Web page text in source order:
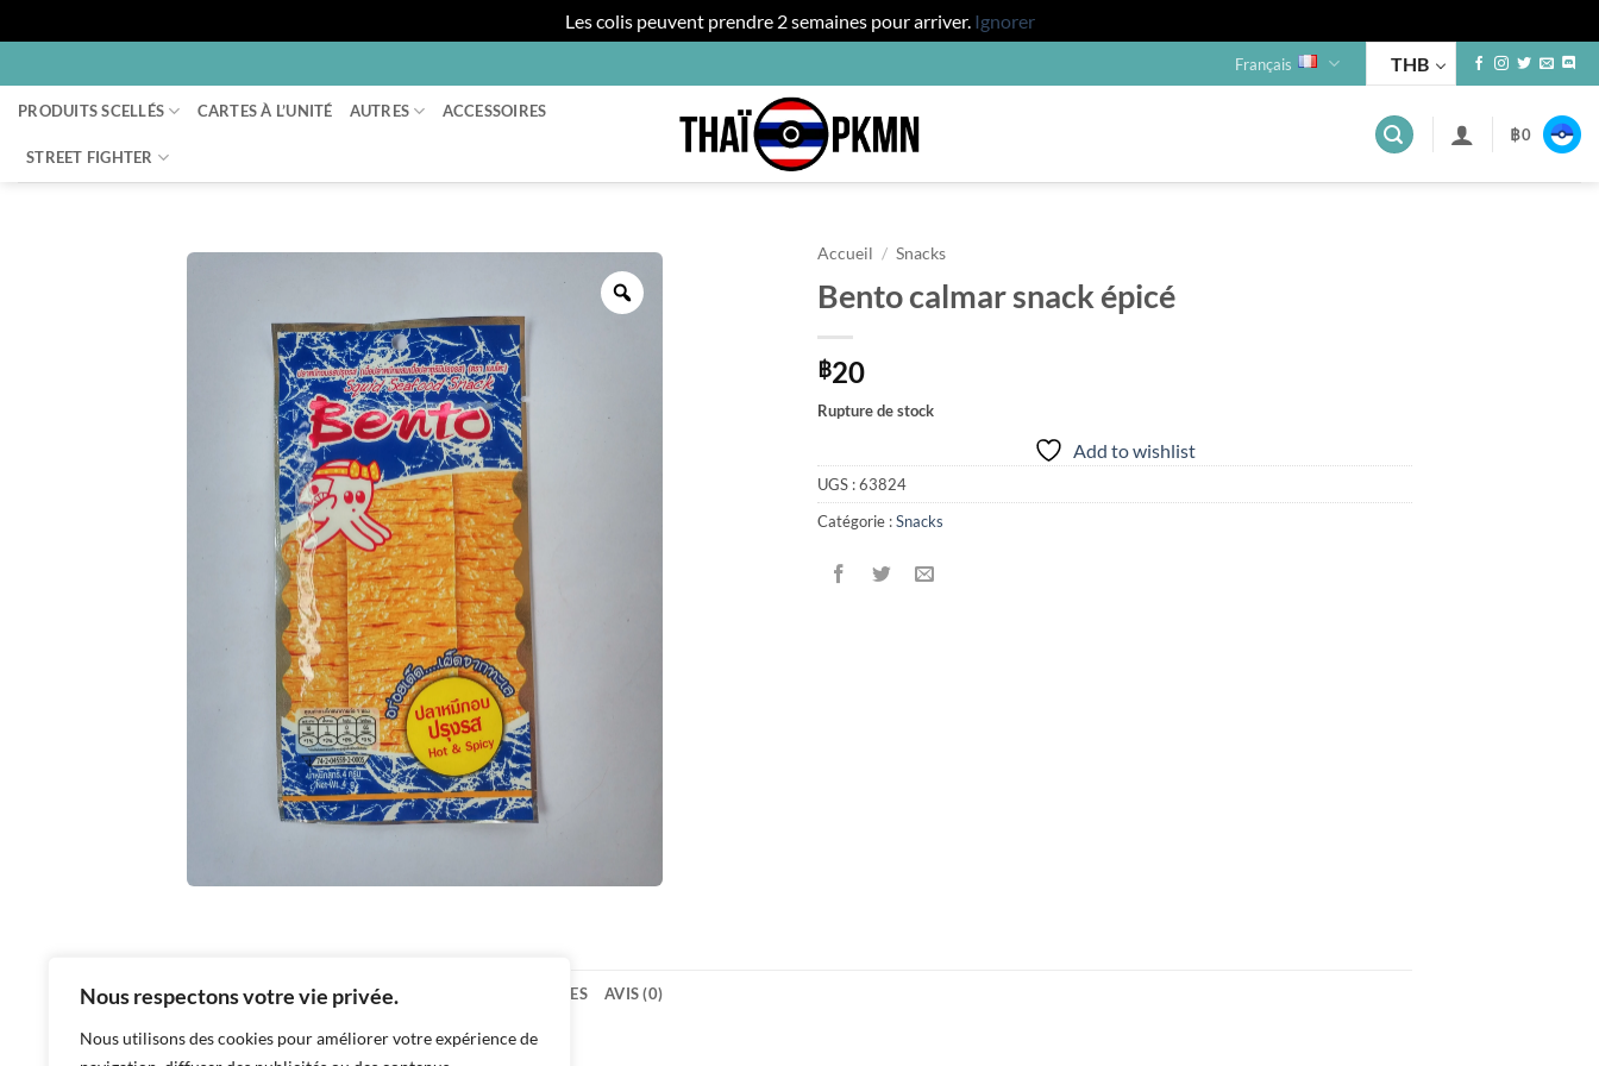
Nous respectons votre vie privée.
Nous utilisons des cookies pour améliorer votre expérience de
Les colis peuvent prendre 2 semaines pour arriver. Ignorer
au
contenu
Français THB
PRODUITS SCELLÉS CARTES À L’UNITÉ AUTRES ACCESSOIRES
STREET FIGHTER
฿0
Zoom
Accueil / Snacks
Bento calmar snack épicé
฿20
Rupture de stock
Add to wishlist
UGS :63824
Catégorie :Snacks
DESCRIPTION INFORMATIONS COMPLÉMENTAIRES AVIS (0)
Snack gout calamar épicé.